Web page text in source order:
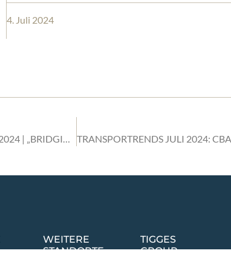
4. Juli 2024
VC STAMMTISCH DÜSSELDORF NETWORKING NIGHT | 04.07.2024 | „BRIDGING THE GAP: BEST PRACTICES AND TRENDS IN CVC-VC COLLABORATION“
WEITERE
STANDORTE
TIGGES
GROUP